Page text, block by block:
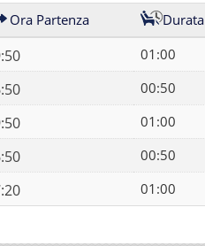
Ora Partenza Durata
01:00
00:50
01:00
00:50
01:00